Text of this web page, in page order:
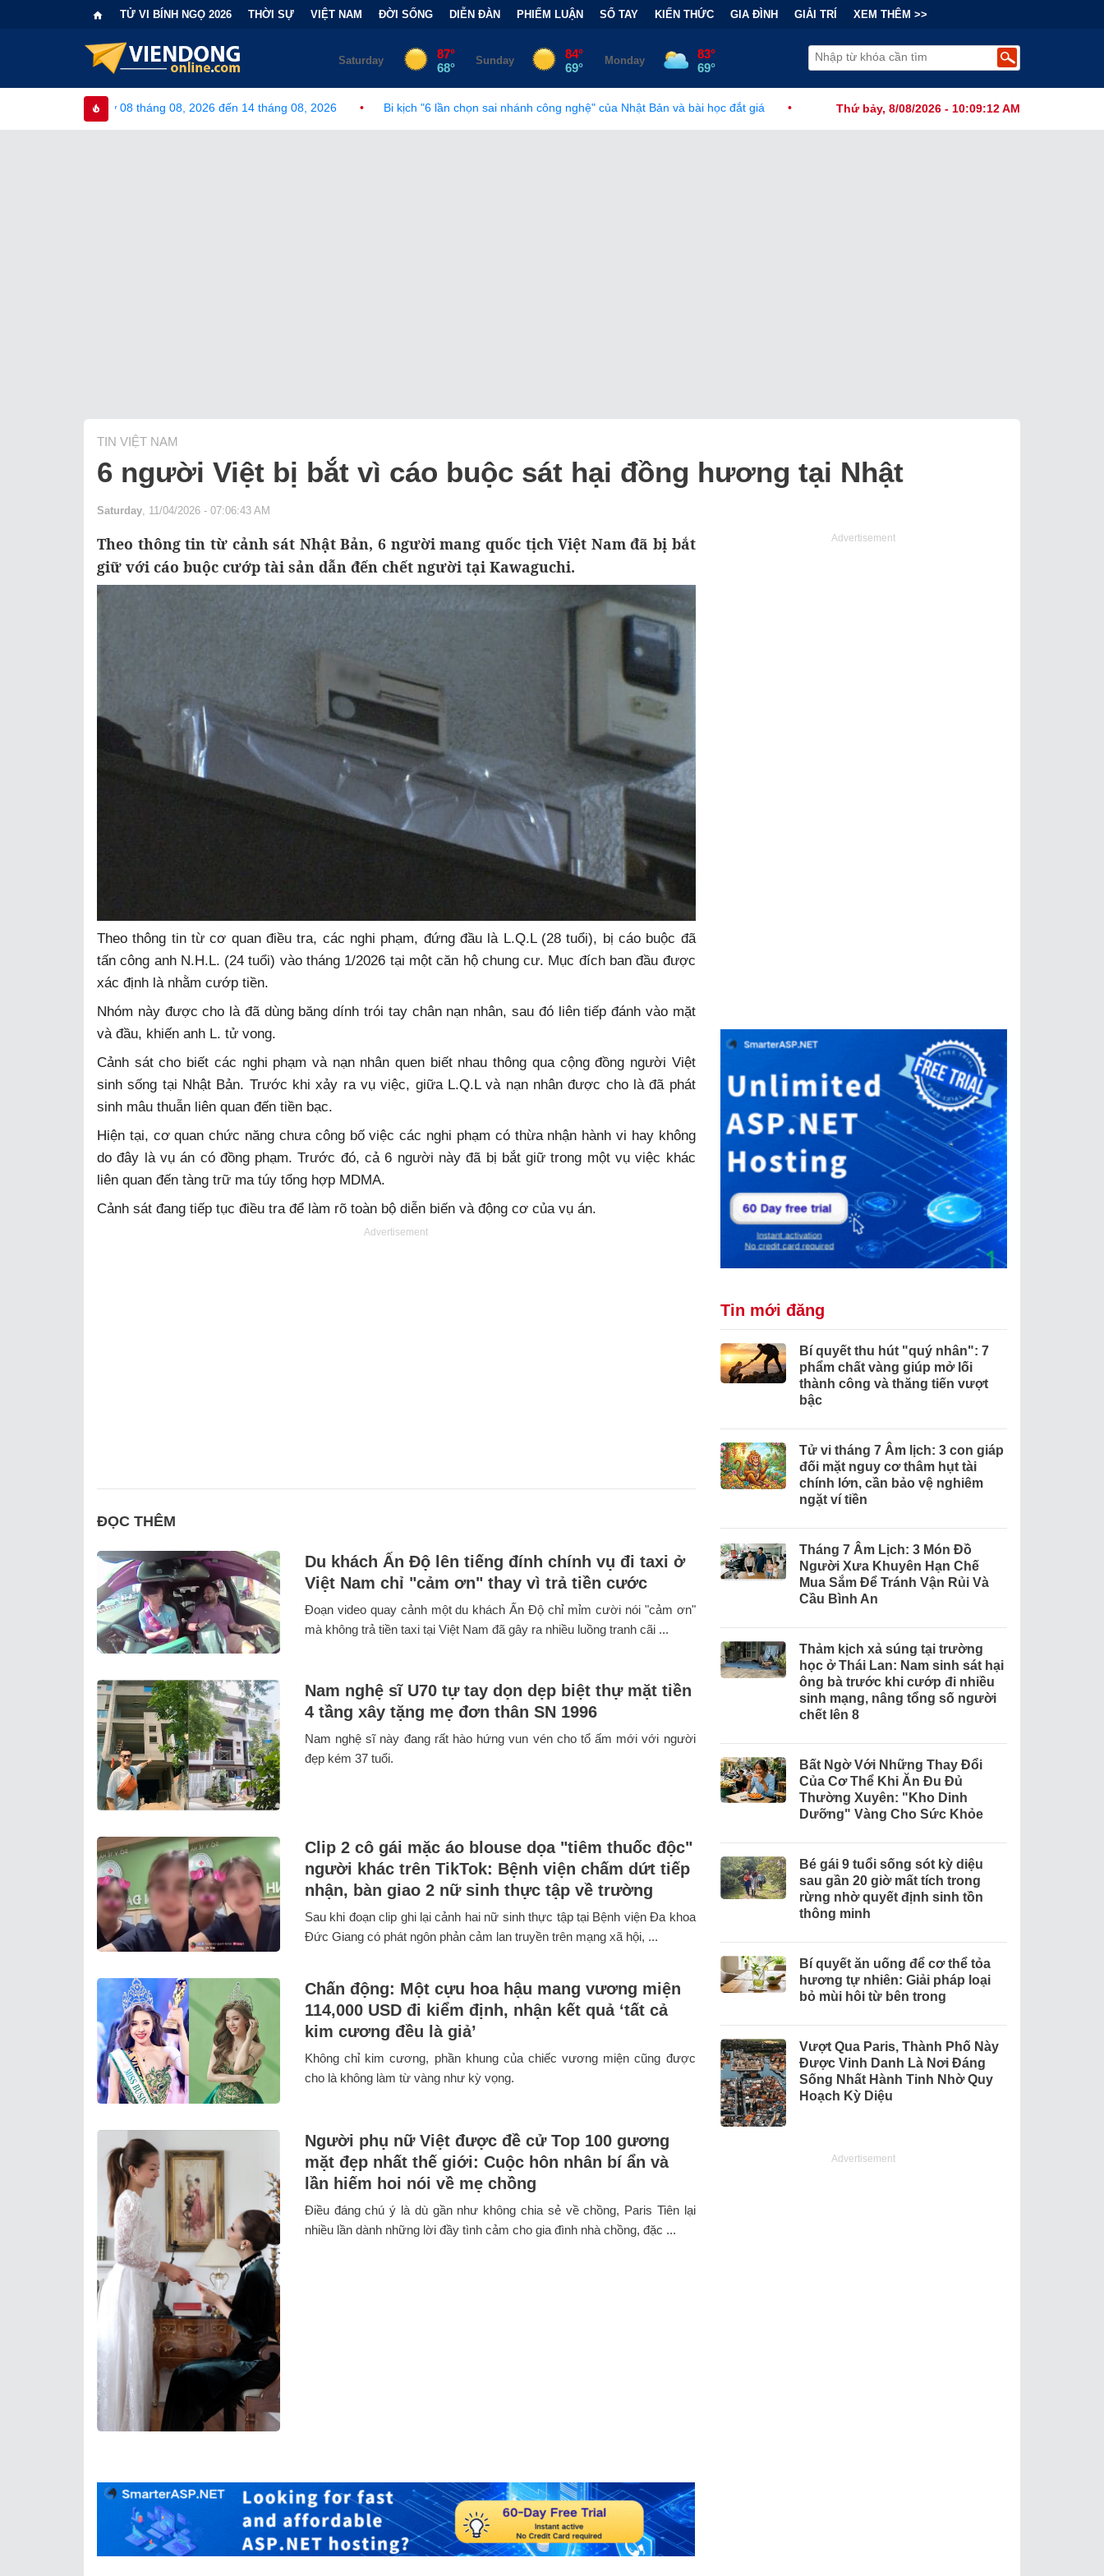
TỬ VI BÍNH NGỌ 2026 THỜI SỰ VIỆT NAM ĐỜI SỐNG DIỄN ĐÀN PHIẾM LUẬN SỔ TAY KIẾN THỨC GIA ĐÌNH GIẢI TRÍ XEM THÊM >>
Thứ bảy, 8/08/2026 - 10:09:13 AM
tháng 08, 2026 đến 14 tháng 08, 2026 • Bi kịch "6 lần chọn sai nhánh công nghệ" của Nhật Bản và bài học đắt giá • Bẫy Tài Chính Đằng Sau "Cơn Sốt" Trà Sữa Nhượng Quyền: Lợi Nhuận
TIN VIỆT NAM
6 người Việt bị bắt vì cáo buộc sát hại đồng hương tại Nhật
Saturday , 11/04/2026 - 07:06:43 AM
Theo thông tin từ cảnh sát Nhật Bản, 6 người mang quốc tịch Việt Nam đã bị bắt
giữ với cáo buộc cướp tài sản dẫn đến chết người tại Kawaguchi.
Theo thông tin từ cơ quan điều tra, các nghi phạm, đứng đầu là L.Q.L (28 tuổi), bị cáo buộc đã
tấn công anh N.H.L. (24 tuổi) vào tháng 1/2026 tại một căn hộ chung cư. Mục đích ban đầu được
xác định là nhằm cướp tiền.
Nhóm này được cho là đã dùng băng dính trói tay chân nạn nhân, sau đó liên tiếp đánh vào mặt
và đầu, khiến anh L. tử vong.
Cảnh sát cho biết các nghi phạm và nạn nhân quen biết nhau thông qua cộng đồng người Việt
sinh sống tại Nhật Bản. Trước khi xảy ra vụ việc, giữa L.Q.L và nạn nhân được cho là đã phát
sinh mâu thuẫn liên quan đến tiền bạc.
Hiện tại, cơ quan chức năng chưa công bố việc các nghi phạm có thừa nhận hành vi hay không
do đây là vụ án có đồng phạm. Trước đó, cả 6 người này đã bị bắt giữ trong một vụ việc khác
liên quan đến tàng trữ ma túy tổng hợp MDMA.
Cảnh sát đang tiếp tục điều tra để làm rõ toàn bộ diễn biến và động cơ của vụ án.
Advertisement
ĐỌC THÊM
Du khách Ấn Độ lên tiếng đính chính vụ đi taxi ở
Việt Nam chỉ "cảm ơn" thay vì trả tiền cước
Đoạn video quay cảnh một du khách Ấn Độ chỉ mỉm cười nói "cảm ơn"
mà không trả tiền taxi tại Việt Nam đã gây ra nhiều luồng tranh cãi ...
Nam nghệ sĩ U70 tự tay dọn dẹp biệt thự mặt tiền
4 tầng xây tặng mẹ đơn thân SN 1996
Nam nghệ sĩ này đang rất hào hứng vun vén cho tổ ấm mới với người
đẹp kém 37 tuổi.
Clip 2 cô gái mặc áo blouse dọa "tiêm thuốc độc"
người khác trên TikTok: Bệnh viện chấm dứt tiếp
nhận, bàn giao 2 nữ sinh thực tập về trường
Sau khi đoạn clip ghi lại cảnh hai nữ sinh thực tập tại Bệnh viện Đa khoa
Đức Giang có phát ngôn phản cảm lan truyền trên mạng xã hội, ...
Chấn động: Một cựu hoa hậu mang vương miện
114,000 USD đi kiểm định, nhận kết quả ‘tất cả
kim cương đều là giả’
Không chỉ kim cương, phần khung của chiếc vương miện cũng được
cho là không làm từ vàng như kỳ vọng.
Người phụ nữ Việt được đề cử Top 100 gương
mặt đẹp nhất thế giới: Cuộc hôn nhân bí ẩn và
lần hiếm hoi nói về mẹ chồng
Điều đáng chú ý là dù gần như không chia sẻ về chồng, Paris Tiên lại
nhiều lần dành những lời đầy tình cảm cho gia đình nhà chồng, đặc ...
Advertisement
Tin mới đăng
Bí quyết thu hút "quý nhân": 7
phẩm chất vàng giúp mở lối
thành công và thăng tiến vượt
bậc
Tử vi tháng 7 Âm lịch: 3 con giáp
đối mặt nguy cơ thâm hụt tài
chính lớn, cần bảo vệ nghiêm
ngặt ví tiền
Tháng 7 Âm Lịch: 3 Món Đồ
Người Xưa Khuyên Hạn Chế
Mua Sắm Để Tránh Vận Rủi Và
Cầu Bình An
Thảm kịch xả súng tại trường
học ở Thái Lan: Nam sinh sát hại
ông bà trước khi cướp đi nhiều
sinh mạng, nâng tổng số người
chết lên 8
Bất Ngờ Với Những Thay Đổi
Của Cơ Thể Khi Ăn Đu Đủ
Thường Xuyên: "Kho Dinh
Dưỡng" Vàng Cho Sức Khỏe
Bé gái 9 tuổi sống sót kỳ diệu
sau gần 20 giờ mất tích trong
rừng nhờ quyết định sinh tồn
thông minh
Bí quyết ăn uống để cơ thể tỏa
hương tự nhiên: Giải pháp loại
bỏ mùi hôi từ bên trong
Vượt Qua Paris, Thành Phố Này
Được Vinh Danh Là Nơi Đáng
Sống Nhất Hành Tinh Nhờ Quy
Hoạch Kỳ Diệu
Advertisement